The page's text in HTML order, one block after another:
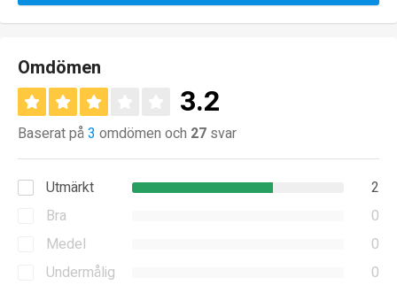
Omdömen
3.2
Baserat på3 omdömen och 27 svar
Utmärkt
2
Bra
0
Medel
0
Undermålig
0